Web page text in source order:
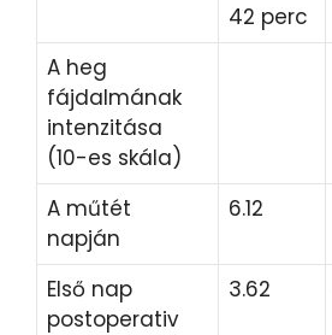
42 perc
A heg
fájdalmának
intenzitása
(10-es skála)
A műtét
napján
6.12
Első nap
postoperativ
3.62